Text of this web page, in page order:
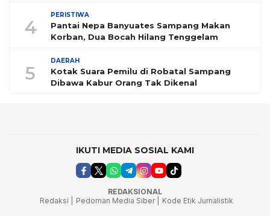
4
PERISTIWA
Pantai Nepa Banyuates Sampang Makan
Korban, Dua Bocah Hilang Tenggelam
5
DAERAH
Kotak Suara Pemilu di Robatal Sampang
Dibawa Kabur Orang Tak Dikenal
IKUTI MEDIA SOSIAL KAMI
REDAKSIONAL
Redaksi |
Pedoman Media Siber |
Kode Etik Jurnalistik